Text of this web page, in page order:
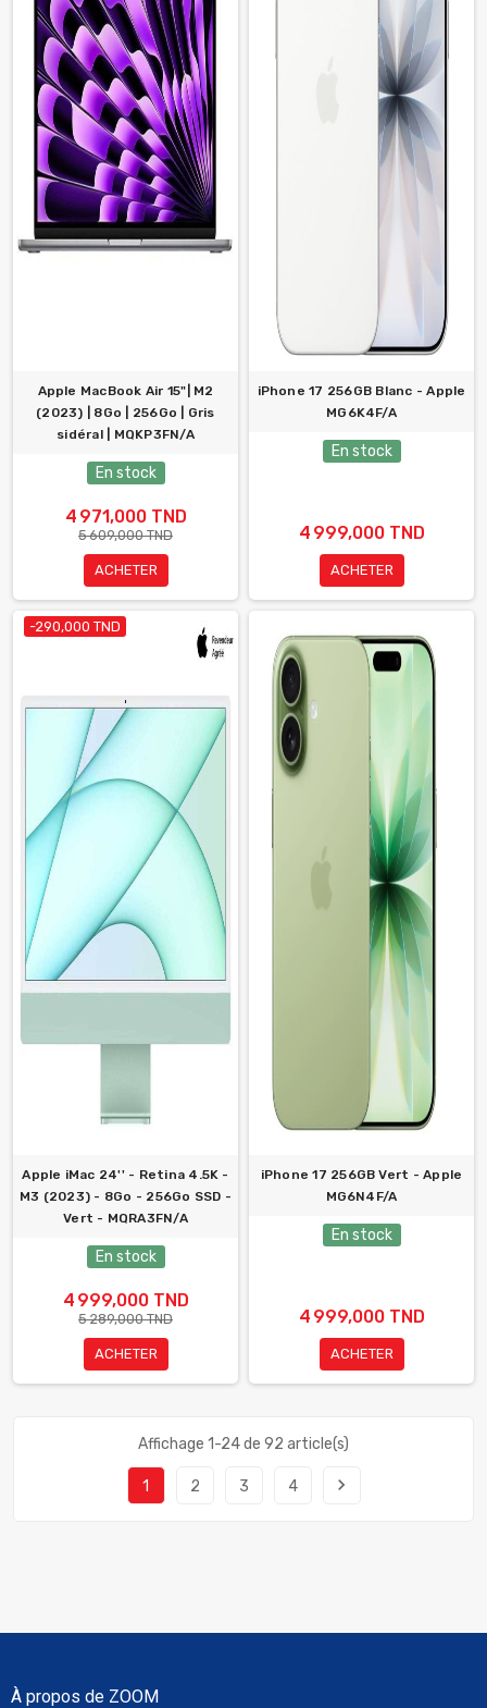
Apple MacBook Air 15"| M2
(2023) | 8Go | 256Go | Gris
sidéral | MQKP3FN/A
En stock
4 971,000 TND
5 609,000 TND
ACHETER
iPhone 17 256GB Blanc - Apple
MG6K4F/A
En stock
4 999,000 TND
ACHETER
-290,000 TND
Apple iMac 24'' - Retina 4.5K -
M3 (2023) - 8Go - 256Go SSD -
Vert - MQRA3FN/A
En stock
4 999,000 TND
5 289,000 TND
ACHETER
iPhone 17 256GB Vert - Apple
MG6N4F/A
En stock
4 999,000 TND
ACHETER
Affichage 1-24 de 92 article(s)
1 2 3 4 navigate_next
À propos de ZOOM